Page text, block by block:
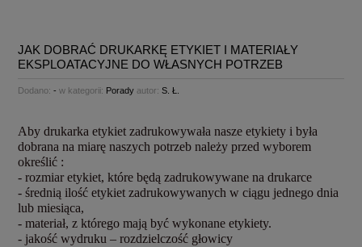
JAK DOBRAĆ DRUKARKĘ ETYKIET I MATERIAŁY
EKSPLOATACYJNE DO WŁASNYCH POTRZEB
Dodano: - w kategorii: Porady autor: S. Ł.
Aby drukarka etykiet zadrukowywała nasze etykiety i była
dobrana na miarę naszych potrzeb należy przed wyborem
określić :
- rozmiar etykiet, które będą zadrukowywane na drukarce
- średnią ilość etykiet zadrukowywanych w ciągu jednego dnia
lub miesiąca,
- materiał, z którego mają być wykonane etykiety.
- jakość wydruku – rozdzielczość głowicy